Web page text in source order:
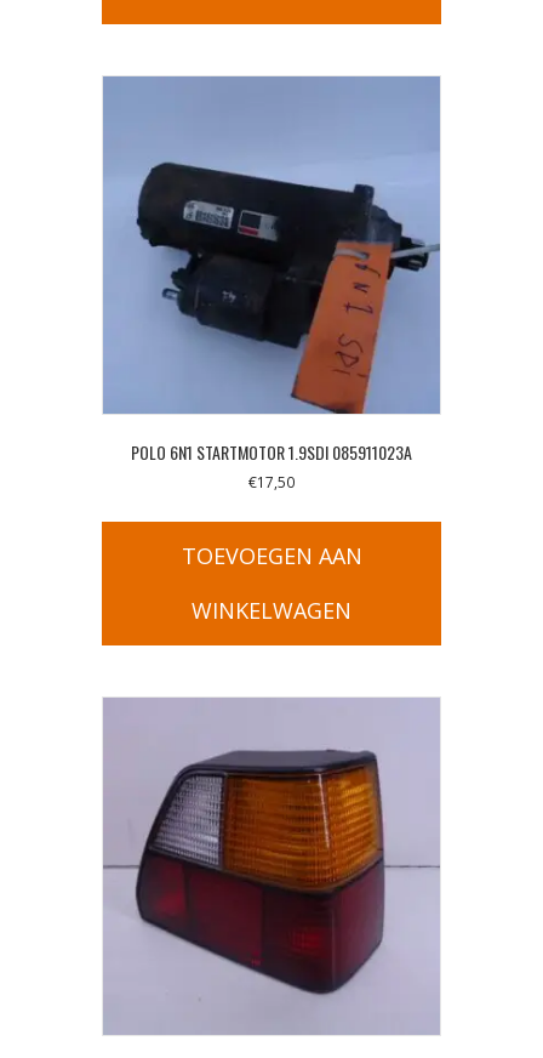
POLO 6N1 STARTMOTOR 1.9SDI 085911023A
€17,50
TOEVOEGEN AAN
WINKELWAGEN